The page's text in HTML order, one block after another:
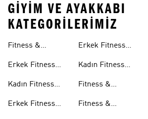
GIYIM VE AYAKKABI
KATEGORILERIMIZ
Fitness &
Ayakkabıları
Erkek Fitness
Kadın Fitness
Erkek Fitness
Sütyenleri
Erkek Fitness
Kadın Fitness
Fitness &
Şortları
Fitness &